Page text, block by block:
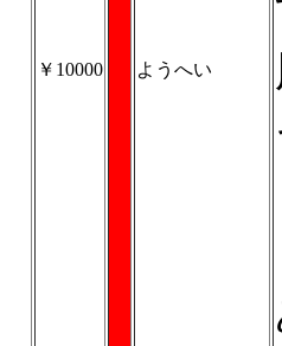
￥10000 ようへい